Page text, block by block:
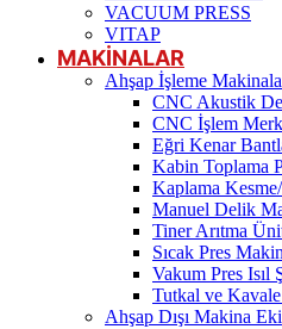
VACUUM PRESS
VITAP
MAKİNALAR
Ahşap İşleme
CNC Akustik
CNC İşlem
Eğri Kenar
Kabin Toplama
Kaplama
Manuel Delik
Tiner Arıtma
Sıcak Pres
Vakum Pres Isıl
Tutkal ve
Ahşap Dışı Makina